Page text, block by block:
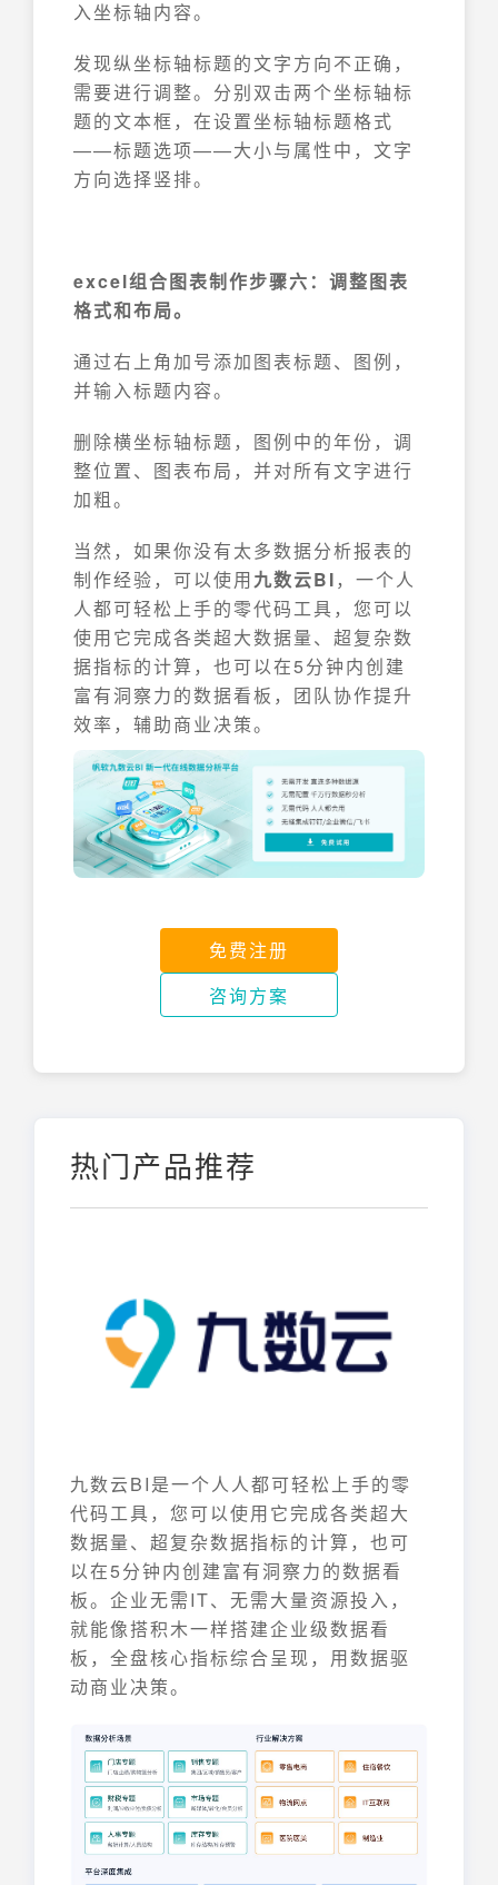
入坐标轴内容。
发现纵坐标轴标题的文字方向不正确，
需要进行调整。分别双击两个坐标轴标
题的文本框，在设置坐标轴标题格式
——标题选项——大小与属性中，文字
方向选择竖排。
excel组合图表制作步骤六：调整图表
格式和布局。
通过右上角加号添加图表标题、图例，
并输入标题内容。
删除横坐标轴标题，图例中的年份，调
整位置、图表布局，并对所有文字进行
加粗。
当然，如果你没有太多数据分析报表的
制作经验，可以使用九数云BI ，一个人
人都可轻松上手的零代码工具，您可以
使用它完成各类超大数据量、超复杂数
据指标的计算，也可以在5分钟内创建
富有洞察力的数据看板，团队协作提升
效率，辅助商业决策。
免费注册
咨询方案
热门产品推荐
九数云BI是一个人人都可轻松上手的零
代码工具，您可以使用它完成各类超大
数据量、超复杂数据指标的计算，也可
以在5分钟内创建富有洞察力的数据看
板。企业无需IT、无需大量资源投入，
就能像搭积木一样搭建企业级数据看
板，全盘核心指标综合呈现，用数据驱
动商业决策。